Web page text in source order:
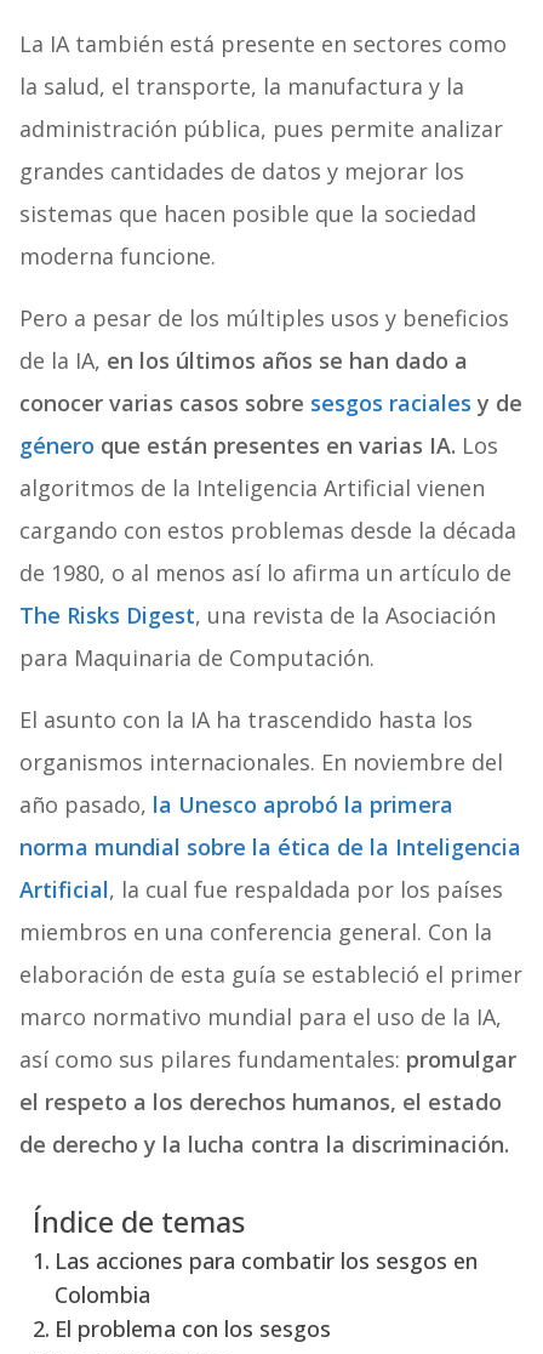
La IA también está presente en sectores como
la salud, el transporte, la manufactura y la
administración pública, pues permite analizar
grandes cantidades de datos y mejorar los
sistemas que hacen posible que la sociedad
moderna funcione.
Pero a pesar de los múltiples usos y beneficios
de la IA, en los últimos años se han dado a
conocer varias casos sobre sesgos raciales y de
género que están presentes en varias IA. Los
algoritmos de la Inteligencia Artificial vienen
cargando con estos problemas desde la década
de 1980, o al menos así lo afirma un artículo de
The Risks Digest, una revista de la Asociación
para Maquinaria de Computación.
El asunto con la IA ha trascendido hasta los
organismos internacionales. En noviembre del
año pasado, la Unesco aprobó la primera
norma mundial sobre la ética de la Inteligencia
Artificial, la cual fue respaldada por los países
miembros en una conferencia general. Con la
elaboración de esta guía se estableció el primer
marco normativo mundial para el uso de la IA,
así como sus pilares fundamentales: promulgar
el respeto a los derechos humanos, el estado
de derecho y la lucha contra la discriminación.
Índice de temas
Las acciones para combatir los sesgos en
Colombia
El problema con los sesgos